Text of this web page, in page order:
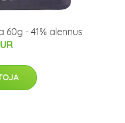
60g - 41% alennus